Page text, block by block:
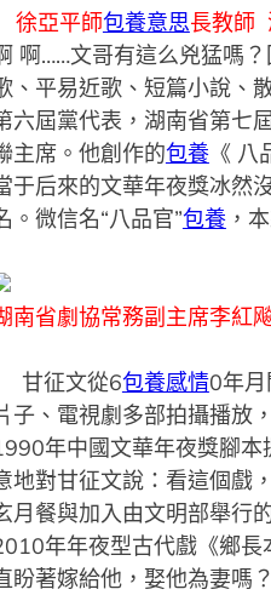
徐亞平師包養意思長教師
啊……文哥有這么兇猛嗎
、平易近歌、短篇小說、
六屆黨代表，湖南省第七
主席。他創作的包養《 八
于后來的文華年夜獎冰然
。微信名“八品官”包養，
南省劇協常務副主席李紅
甘征文從6包養感情0年月
子、電視劇多部拍攝播放
年中國文華年夜獎腳
地對甘征文說：看這個戲
月餐與加入由文明部舉行
年年夜型古代戲《鄉長
盼著嫁給他，娶他為妻嗎